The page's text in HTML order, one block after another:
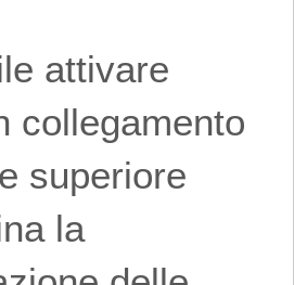
attivare
collegamento
superiore
la